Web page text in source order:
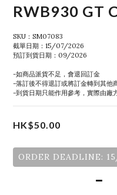
RWB930 GT
SKU：SM07083
截單日期：15/07/2026
預訂到貨日期：09/2026
-如商品派貨不足，會退回訂金
-落訂後不得退訂或將訂金轉到其他
-到貨日期只能作用參考，實際由廠
HK$50.00
ORDER DEADLINE: